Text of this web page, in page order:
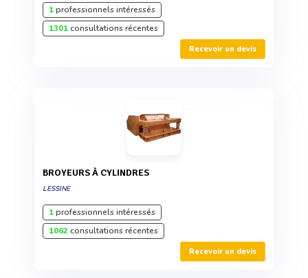
1professionnels intéressés
1301consultations récentes
Recevoir un devis
BROYEURS À CYLINDRES
LESSINE
1professionnels intéressés
1062consultations récentes
Recevoir un devis